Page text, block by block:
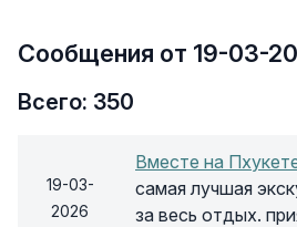
Сообщения от 19-03-
Всего: 350
19-03-
2026
Вместе на
самая лучшая
за весь отдых.